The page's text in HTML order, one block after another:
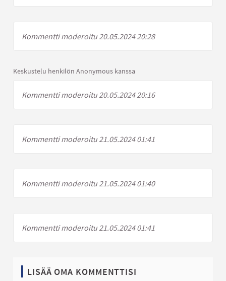
Kommentti moderoitu 20.05.2024 20:28
Keskustelu henkilön Anonymous kanssa
Kommentti moderoitu 20.05.2024 20:16
Kommentti moderoitu 21.05.2024 01:41
Kommentti moderoitu 21.05.2024 01:40
Kommentti moderoitu 21.05.2024 01:41
LISÄÄ OMA KOMMENTTISI